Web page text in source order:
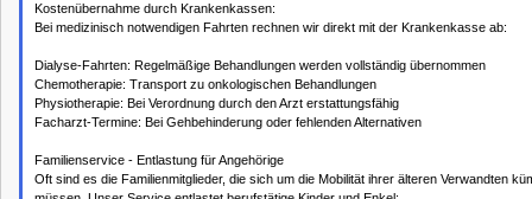
Kostenübernahme durch Krankenkassen:
Bei medizinisch notwendigen Fahrten rechnen wir direkt mit der Krankenkasse ab:
Dialyse-Fahrten: Regelmäßige Behandlungen werden vollständig übernommen
Chemotherapie: Transport zu onkologischen Behandlungen
Physiotherapie: Bei Verordnung durch den Arzt erstattungsfähig
Facharzt-Termine: Bei Gehbehinderung oder fehlenden Alternativen
Familienservice - Entlastung für Angehörige
Oft sind es die Familienmitglieder, die sich um die Mobilität ihrer älteren Verwandten